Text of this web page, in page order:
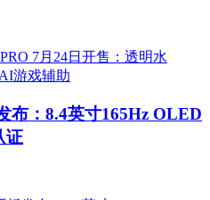
布：8.4英寸165Hz OLED
证